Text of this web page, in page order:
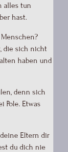
alles tun
hast.
die sich nicht
haben und
denn sich
Pole. Etwas
Eltern dir
du dich nie